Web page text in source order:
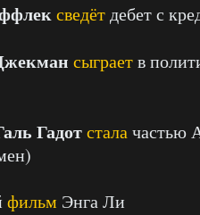
сведётдебет с
сыграетв
Гадотсталачастью
фильм Энга Ли